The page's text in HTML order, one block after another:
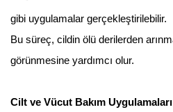
gibi uygulamalar gerçekleştirilebilir.
Bu süreç, cildin ölü derilerden
görünmesine yardımcı olur.
Cilt ve Vücut Bakım Uygulamaları